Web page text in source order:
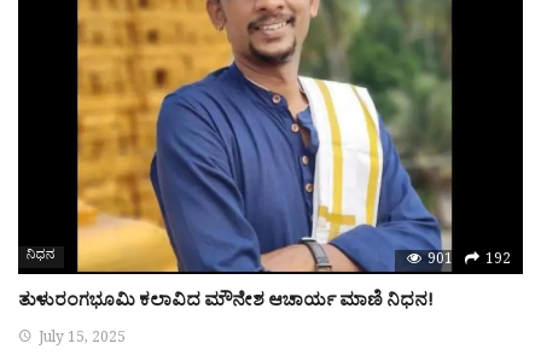
ನಿಧನ 901 192
ತುಳುರಂಗಭೂಮಿ‌ ಕಲಾವಿದ ಮೌನೇಶ ಆಚಾರ್ಯ ಮಾಣಿ ನಿಧನ!
July 15, 2025